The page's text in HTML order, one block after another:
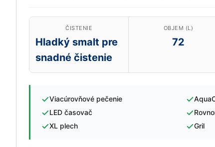
ČISTENIE
Hladký smalt pre
snadné čistenie
OBJEM (L)
72
Viacúrovňové pečenie
LED časovač
XL plech
Gril